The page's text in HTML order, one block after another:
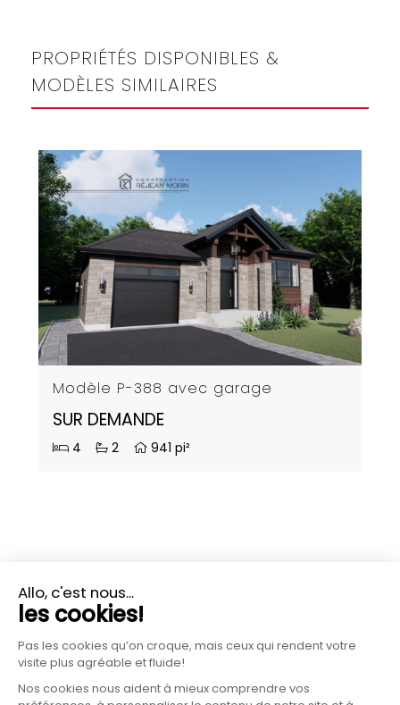
PROPRIÉTÉS DISPONIBLES &
MODÈLES SIMILAIRES
Modèle P-388 avec garage
SUR DEMANDE
4 2 941 pi²
PLUS D'INFORMATIONS?